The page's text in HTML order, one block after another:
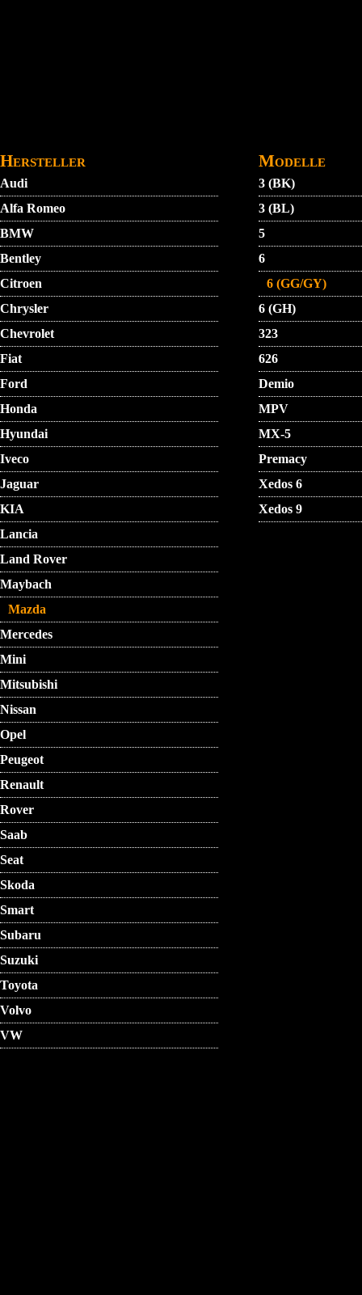
Hersteller
Audi
Alfa Romeo
BMW
Bentley
Citroen
Chrysler
Chevrolet
Fiat
Ford
Honda
Hyundai
Iveco
Jaguar
KIA
Lancia
Land Rover
Maybach
Mazda
Mercedes
Mini
Mitsubishi
Nissan
Opel
Peugeot
Renault
Rover
Saab
Seat
Skoda
Smart
Subaru
Suzuki
Toyota
Volvo
VW
Modelle
3 (BK)
3 (BL)
5
6
6 (GG/GY)
6 (GH)
323
626
Demio
MPV
MX-5
Premacy
Xedos 6
Xedos 9